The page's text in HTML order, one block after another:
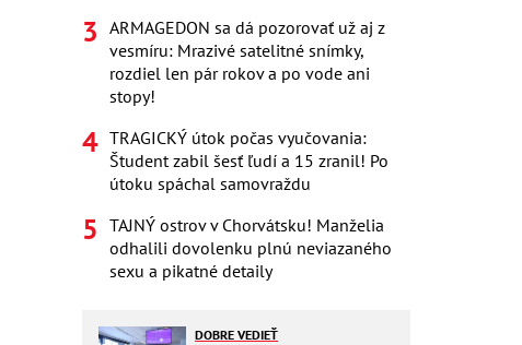
ARMAGEDON sa dá pozorovať už aj z
vesmíru: Mrazivé satelitné snímky,
rozdiel len pár rokov a po vode ani
stopy!
TRAGICKÝ útok počas vyučovania:
Študent zabil šesť ľudí a 15 zranil! Po
útoku spáchal samovraždu
TAJNÝ ostrov v Chorvátsku! Manželia
odhalili dovolenku plnú neviazaného
sexu a pikatné detaily
DOBRE VEDIEŤ